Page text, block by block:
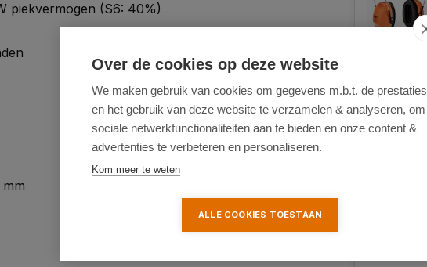
piekvermogen (S6: 40%)
Over de cookies op deze website
We maken gebruik van cookies om gegevens m.b.t. de prestaties
en het gebruik van deze website te verzamelen & analyseren, om
sociale netwerkfunctionaliteiten aan te bieden en onze content &
advertenties te verbeteren en personaliseren.
Kom meer te weten
ALLE COOKIES TOESTAAN